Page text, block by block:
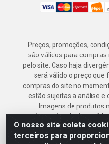
O nosso site coleta
terceiros para
Preços, promoções,
são válidos para
pelo site. Caso haja
será válido o preço que
compras do site no
estão sujeitas a análise e
Imagens de produtos
Armazém Jenipapo
Geral LTDA - Rua das
Recife/PE - CEP